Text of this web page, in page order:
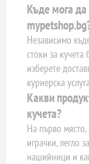
Къде мога да
Независимо
стоки за
изберете
куриерска
Какви
кучета?
На първо
играчки, легло
нашийници и